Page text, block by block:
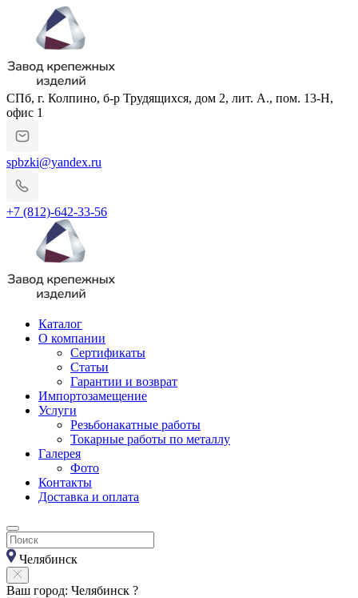
СПб, г. Колпино, б-р Трудящихся, дом 2, лит. А., пом. 13-Н,
офис 1
spbzki@yandex.ru
+7 (812)-642-33-56
Каталог
О компании
Сертификаты
Статьи
Гарантии и возврат
Импортозамещение
Услуги
Резьбонакатные работы
Токарные работы по металлу
Галерея
Фото
Контакты
Доставка и оплата
Челябинск
Ваш город: Челябинск ?